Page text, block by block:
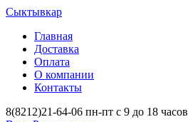
Сыктывкар
Главная
Доставка
Оплата
О компании
Контакты
8(8212)21-64-06 пн-пт с 9 до 18 часов